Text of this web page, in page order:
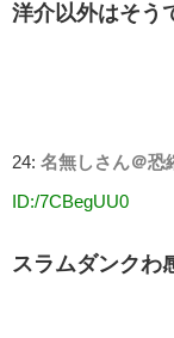
洋介以外はそう
24: 名無しさん＠恐
ID:/7CBegUU0
スラムダンクわ